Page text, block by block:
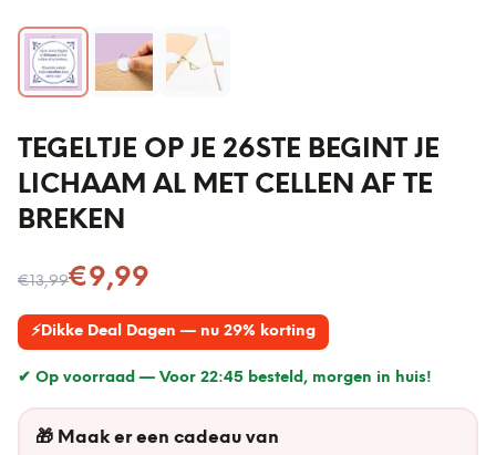
TEGELTJE OP JE 26STE BEGINT JE
LICHAAM AL MET CELLEN AF TE
BREKEN
€13,99
Nu voor
€9,99
⚡Dikke Deal Dagen — nu 29% korting
✔ Op voorraad — Voor 22:45 besteld, morgen in huis!
🎁 Maak er een cadeau van